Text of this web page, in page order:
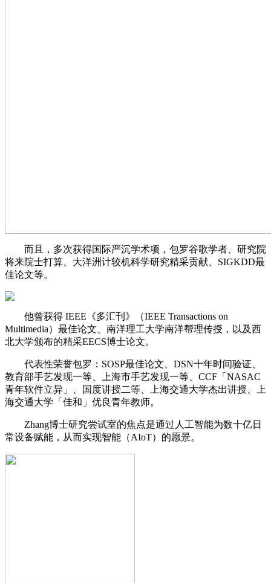
而且，多次获得国际严沉学术项，包罗谷歌学者、研究院
将来院士打算、大洋洲计较机科学研究精采贡献、SIGKDD最
佳论文等。
他曾获得 IEEE《多汇刊》（IEEE Transactions on
Multimedia）最佳论文、南洋理工大学南洋帮理传授，以及西
北大学颁布的精采EECS博士论文。
代表性荣誉包罗：SOSP最佳论文、DSN十年时间验证、
教育部手艺发现一等、上海市手艺发现一等、CCF「NASAC
青年软件立异」、国度讲授二等、上海交通大学杰出讲授、上
海交通大学「佳和」优良青年教师。
Zhang博士研究尝试室的焦点是通过人工智能为数十亿日
常设备赋能，从而实现智能（AIoT）的愿景。